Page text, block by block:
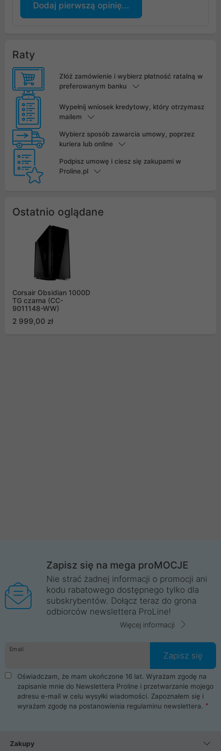
Dodaj pierwszą opinię...
Raty
Złóż zamówienie i wybierz płatność ratalną w
preferowanym banku
Wypełnij wniosek kredytowy, który otrzymasz
mailem
Wybierz sposób zawarcia umowy, poprzez
kuriera lub online
Podpisz umowę i ciesz się zakupami w
Proline.pl
Ostatnio oglądane
Corsair Obsidian 1000D
TG czarna (CC-
9011148-WW)
2 999,00 zł
Zapisz się na mega proMOCJE
Nie strać żadnej informacji o promocji ani
kodu rabatowego dostępnego tylko dla
subskrybentów. Dołącz teraz do grona
odbiorców newslettera ProLine!
Więcej informacji
Email
Zapisz się
Oświadczam, że mam ukończone 16 lat. Wyrażam zgodę na
zapisanie mnie do Newslettera Proline i przetwarzanie mojego
adresu e-mail w celu wysyłki wiadomości. Zapoznałem się i
wyrażam zgodę na postanowienia regulaminu newslettera.
Zakupy